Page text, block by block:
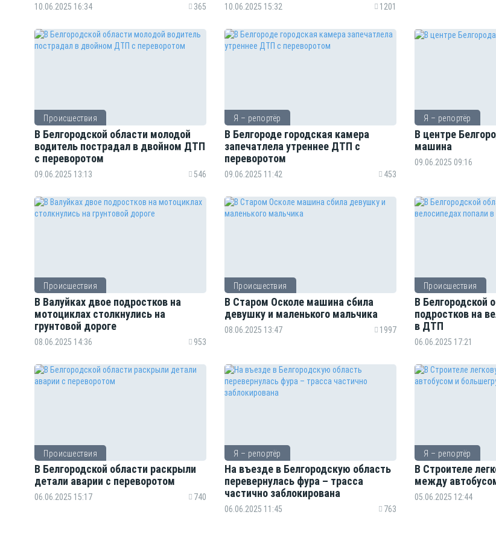
10.06.2025 16:34 365 10.06.2025 15:32 1201
Происшествия
В Белгородской области молодой
водитель пострадал в двойном ДТП
с переворотом
09.06.2025 13:13 546
Я – репортёр
В Белгороде городская камера
запечатлела утреннее ДТП с
переворотом
09.06.2025 11:42 453
Я – репортёр
В центре
машина
09.06.2025 09:16
Происшествия
В Валуйках двое подростков на
мотоциклах столкнулись на
грунтовой дороге
08.06.2025 14:36 953
Происшествия
В Старом Осколе машина сбила
девушку и маленького мальчика
08.06.2025 13:47 1997
Происшествия
В Белгородской
подростков на
в ДТП
06.06.2025 17:21
Происшествия
В Белгородской области раскрыли
детали аварии с переворотом
06.06.2025 15:17 740
Я – репортёр
На въезде в Белгородскую область
перевернулась фура – трасса
частично заблокирована
06.06.2025 11:45 763
Я – репортёр
В Строителе
между
05.06.2025 12:44